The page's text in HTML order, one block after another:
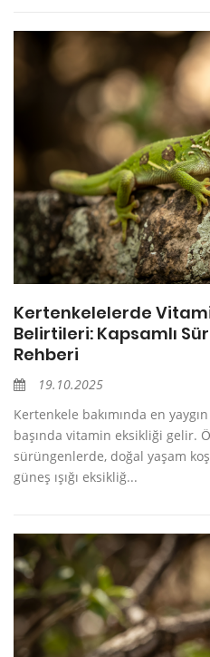
Kertenkelelerde
Belirtileri: Kapsamlı
Rehberi
19.10.2025
Kertenkele bakımında en
başında vitamin eksikliği gelir.
sürüngenlerde, doğal yaşam
güneş ışığı eksikliğ...